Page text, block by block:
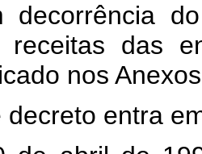
decorrência
receitas das
nos
decreto entra